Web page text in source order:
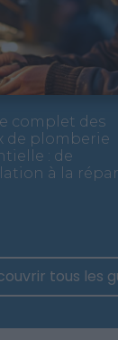
secondaire.
complet des
de plomberie
: de
à la
tous les